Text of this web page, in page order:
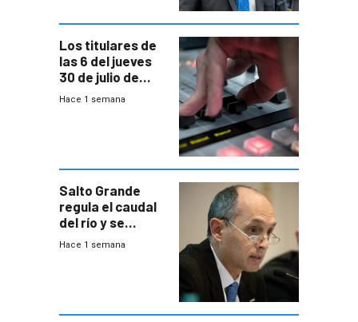
Los titulares de
las 6 del jueves
30 de julio de
2026
Hace 1 semana
Salto Grande
regula el caudal
del río y se
prepara para un
Hace 1 semana